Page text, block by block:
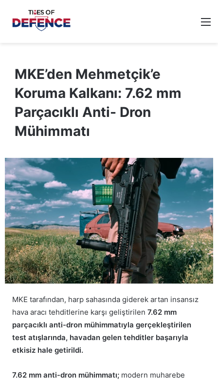
MKE’den Mehmetçik’e
Koruma Kalkanı: 7.62 mm
Parçacıklı Anti- Dron
Mühimmatı
MKE tarafından, harp sahasında giderek artan insansız
hava aracı tehditlerine karşı geliştirilen 7.62 mm
parçacıklı anti-dron mühimmatıyla gerçekleştirilen
test atışlarında, havadan gelen tehditler başarıyla
etkisiz hale getirildi.
7.62 mm anti-dron mühimmatı; modern muharebe